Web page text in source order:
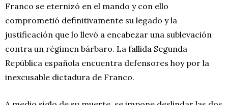
Franco se eternizó en el mando y con ello
comprometió definitivamente su legado y la
justificación que lo llevó a encabezar una sublevación
contra un régimen bárbaro. La fallida Segunda
República española encuentra defensores hoy por la
inexcusable dictadura de Franco.